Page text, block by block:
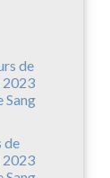
de
2023